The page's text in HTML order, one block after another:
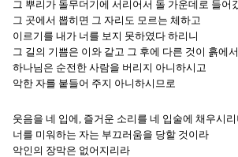
그 뿌리가 돌무더기에 서리어서 돌 가운데로 들어
그 곳에서 뽑히면 그 자리도 모르는 체하고
이르기를 내가 너를 보지 못하였다 하리니
그 길의 기쁨은 이와 같고 그 후에 다른 것이 흙에
하나님은 순전한 사람을 버리지 아니하시고
악한 자를 붙들어 주지 아니하시므로
웃음을 네 입에, 즐거운 소리를 네 입술에 채우시리
너를 미워하는 자는 부끄러움을 당할 것이라
악인의 장막은 없어지리라